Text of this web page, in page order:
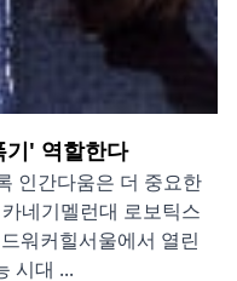
' 역할한다
인간다움은 더 중요한
네기멜런대 로보틱스
워커힐서울에서 열린
시대 ...